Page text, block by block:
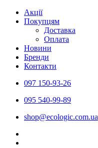
Акції
Покупцям
Доставка
Оплата
Новини
Бренди
Контакти
097 150-93-26
095 540-99-89
shoр@ecologic.com.ua